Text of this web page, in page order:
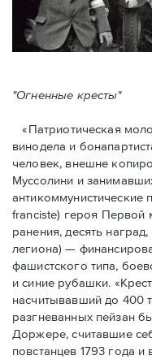
"Огненные кресты"
«Патриотическая
винодела и
человек, внешне
Муссолини и
антикоммунистические
franciste) героя
ранения, десять
легиона) —
фашистского типа,
и синие рубашки.
насчитывавший до 400
разгневанных пейзан
Доржере, считавшие
повстанцев 1793 года